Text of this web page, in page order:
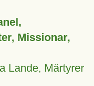
Missionar,
Lande, Märtyrer